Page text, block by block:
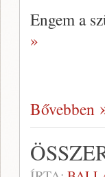
Engem a
»
Bővebben